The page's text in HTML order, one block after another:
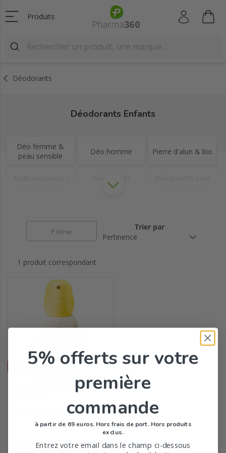
Produits
Déodorants
Déodorants Enfants
Déo femme &
peau sensible
Déo homme Pierre d'alun & bio
naturel
Filtrer
Trier par
1 produit correspondant
Mon 1er déo Frais et Doux
Prix de base
Prix €
5% offerts sur votre
première
commande
à partir de 69 euros. Hors frais de port. Hors produits
exclus.
Entrez votre email dans le champ ci-dessous